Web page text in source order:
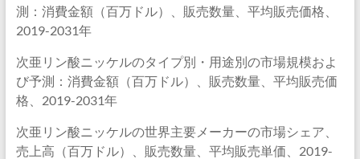
測：消費金額（百万ドル）、販売数量、平均販売価格、
2019-2031年
次亜リン酸ニッケルのタイプ別・用途別の市場規模およ
び予測：消費金額（百万ドル）、販売数量、平均販売価
格、2019-2031年
次亜リン酸ニッケルの世界主要メーカーの市場シェア、
売上高（百万ドル）、販売数量、平均販売単価、2019-